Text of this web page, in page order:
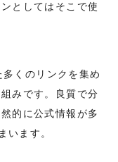
としてはそこで使
くのリンクを集め
みです。良質で分
的に公式情報が多
います。